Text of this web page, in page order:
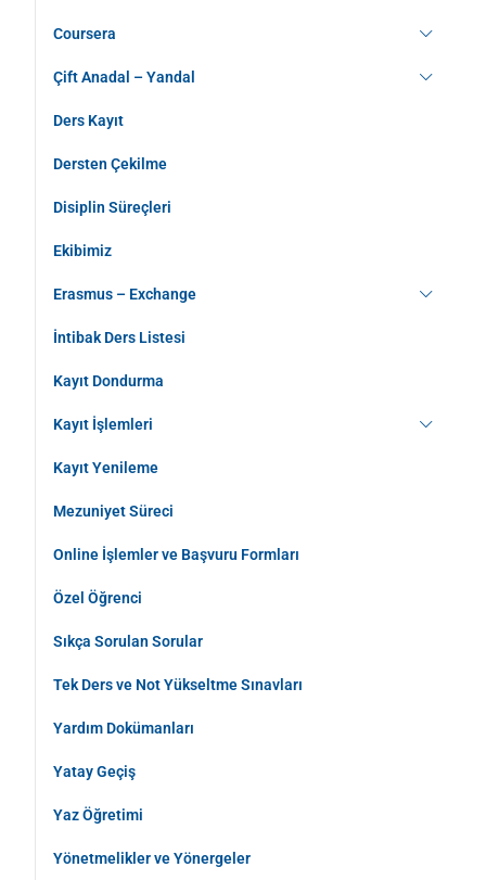
Coursera
Çift Anadal – Yandal
Ders Kayıt
Dersten Çekilme
Disiplin Süreçleri
Ekibimiz
Erasmus – Exchange
İntibak Ders Listesi
Kayıt Dondurma
Kayıt İşlemleri
Kayıt Yenileme
Mezuniyet Süreci
Online İşlemler ve Başvuru Formları
Özel Öğrenci
Sıkça Sorulan Sorular
Tek Ders ve Not Yükseltme Sınavları
Yardım Dokümanları
Yatay Geçiş
Yaz Öğretimi
Yönetmelikler ve Yönergeler